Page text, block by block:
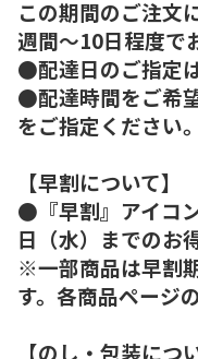
この期間のご注文
週間～10日程度で
●配達日のご指定
●配達時間をご希
をご指定ください。
【早割について】
●『早割』アイコ
日（水）までのお
※一部商品は早割
す。各商品ページ
【のし・包装につ